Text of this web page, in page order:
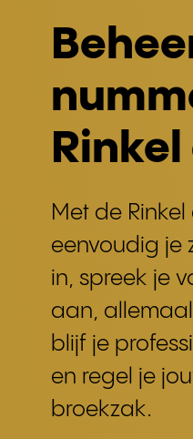
Met de
eenvoudig je
in, spreek je
aan,
blijf je
en regel je
broekzak.